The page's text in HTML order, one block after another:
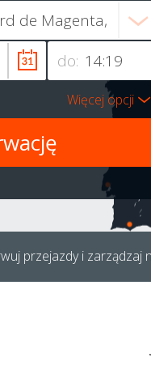
do:
Więcej opcji
przejazdy i zarządzaj